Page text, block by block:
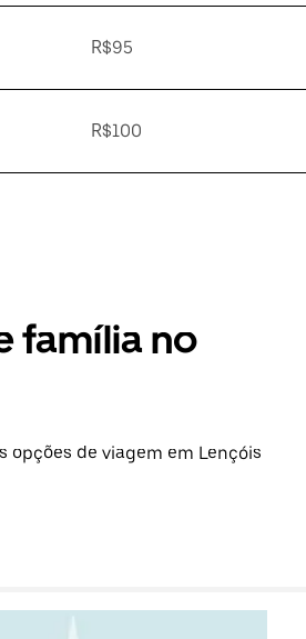
R$95
R$100
família no
opções de viagem em Lençóis